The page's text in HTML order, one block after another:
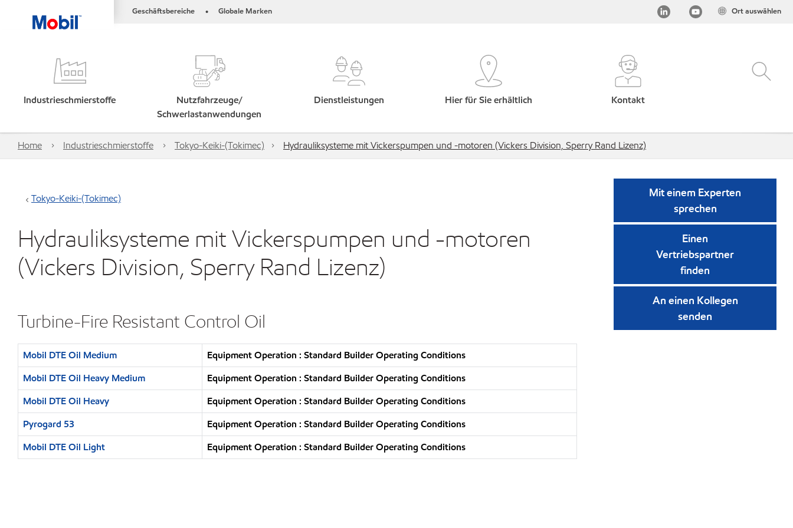
Geschäftsbereiche • Globale Marken Ort auswählen
Industrieschmierstoffe
Nutzfahrzeuge/
Schwerlastanwendungen
Dienstleistungen Hier für Sie erhältlich Kontakt
Home Industrieschmierstoffe Tokyo-Keiki-(Tokimec) Hydrauliksysteme mit Vickerspumpen und -motoren (Vickers Division, Sperry Rand Lizenz)
Tokyo-Keiki-(Tokimec)
Hydrauliksysteme mit Vickerspumpen und -motoren
(Vickers Division, Sperry Rand Lizenz)
Turbine-Fire Resistant Control Oil
Mobil DTE Oil Medium
Equipment Operation : Standard Builder Operating Conditions
Mobil DTE Oil Heavy Medium
Equipment Operation : Standard Builder Operating Conditions
Mobil DTE Oil Heavy
Equipment Operation : Standard Builder Operating Conditions
Pyrogard 53
Equipment Operation : Standard Builder Operating Conditions
Mobil DTE Oil Light
Equipment Operation : Standard Builder Operating Conditions
Mit einem Experten
sprechen
Einen
Vertriebspartner
finden
An einen Kollegen
senden